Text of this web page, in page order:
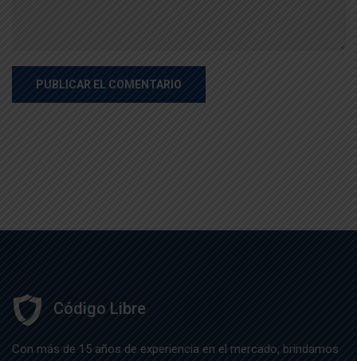
Código Libre
Con más de 15 años de experiencia en el mercado, brindamos